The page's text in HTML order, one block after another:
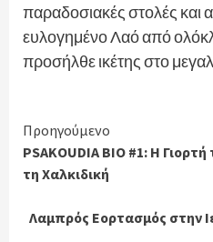
παραδοσιακές στολές και
ευλογημένο Λαό από
προσήλθε ικέτης στο
Continue
Reading
Προηγούμενο
PSAKOUDIA BIO #1: Η
τη Χαλκιδική
Λαμπρός Εορτασμός στην